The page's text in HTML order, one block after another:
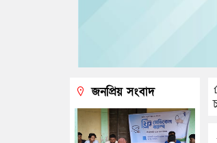
জনপ্রিয় সংবাদ